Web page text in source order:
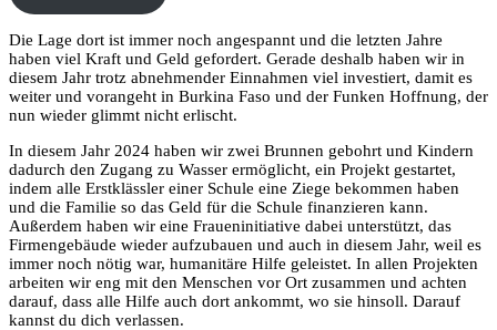
Die Lage dort ist immer noch angespannt und die letzten Jahre
haben viel Kraft und Geld gefordert. Gerade deshalb haben wir in
diesem Jahr trotz abnehmender Einnahmen viel investiert, damit es
weiter und vorangeht in Burkina Faso und der Funken Hoffnung, der
nun wieder glimmt nicht erlischt.
In diesem Jahr 2024 haben wir zwei Brunnen gebohrt und Kindern
dadurch den Zugang zu Wasser ermöglicht, ein Projekt gestartet,
indem alle Erstklässler einer Schule eine Ziege bekommen haben
und die Familie so das Geld für die Schule finanzieren kann.
Außerdem haben wir eine Fraueninitiative dabei unterstützt, das
Firmengebäude wieder aufzubauen und auch in diesem Jahr, weil es
immer noch nötig war, humanitäre Hilfe geleistet. In allen Projekten
arbeiten wir eng mit den Menschen vor Ort zusammen und achten
darauf, dass alle Hilfe auch dort ankommt, wo sie hinsoll. Darauf
kannst du dich verlassen.